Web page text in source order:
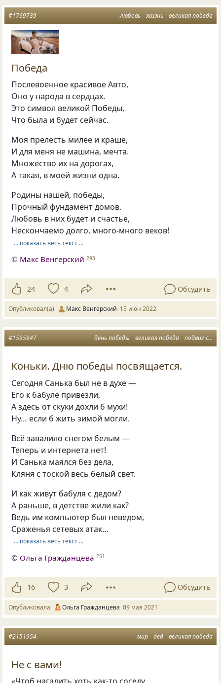
любовь жизнь великая победа
#1769739
Победа
Послевоенное красивое Авто,
Оно у народа в сердцах.
Это символ великой Победы,
Что была и будет сейчас.
Моя прелесть милее и краше,
И для меня не машина, мечта.
Множество их на дорогах,
А такая, в моей жизни одна.
Родины нашей, победы,
Прочный фундамент домов.
Любовь в них будет и счастье,
Нескончаемо долго, много-много веков!
… показать весь текст …
© Макс Венгерский 293
24 4 Обсудить
Опубликовал(а) Макс Венгерский 15 июн 2022
день победы великая победа подвиг солдата
#1595947
Коньки. Дню победы посвящается.
Сегодня Санька был не в духе —
Его к бабуле привезли,
А здесь от скуки дохли б мухи!
Ну… если б жить зимой могли.
Всё завалило снегом белым —
Теперь и интернета нет!
И Санька маялся без дела,
Кляня с тоской весь белый свет.
И как живут бабуля с дедом?
А раньше, в детстве жили как?
Ведь им компьютер был неведом,
Сраженья сетевых атак…
… показать весь текст …
© Ольга Гражданцева 251
16 3 Обсудить
Опубликовала Ольга Гражданцева 09 мая 2021
мир дед великая победа
#2151954
Не с вами!